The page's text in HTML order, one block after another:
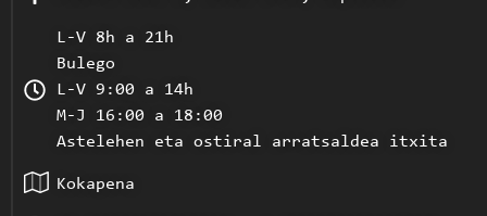
L-V 8h a 21h
Bulego
L-V 9:00 a 14h
M-J 16:00 a 18:00
Astelehen eta ostiral arratsaldea itxita
Kokapena